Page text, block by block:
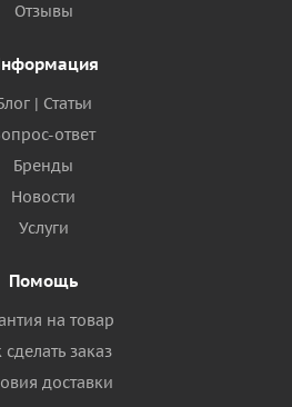
Отзывы
| Статьи
ответ
Бренды
Новости
Услуги
Помощь
на товар
сделать заказ
доставки